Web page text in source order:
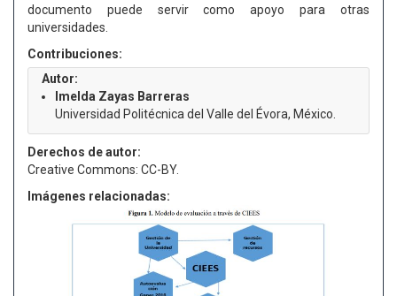
documento puede servir como apoyo para otras
universidades.
Contribuciones:
Autor:
Imelda Zayas Barreras
Universidad Politécnica del Valle del Évora, México.
Derechos de autor:
Creative Commons: CC-BY.
Imágenes relacionadas: